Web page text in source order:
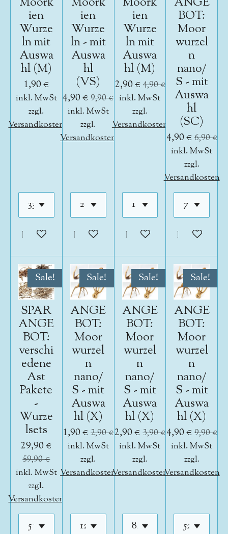
ien
Wurze
ln mit
Auswa
hl (M)
1,90 €
inkl. MwSt
zzgl.
Versandkosten
In den Warenkorb
ien
Wurze
ln - mit
Auswa
hl
(VS)
4,90 € 9,90 €
inkl. MwSt
zzgl.
Versandkosten
In den Warenkorb
ien
Wurze
ln mit
Auswa
hl (M)
2,90 € 4,90 €
inkl. MwSt
zzgl.
Versandkosten
In den Warenkorb
BOT:
Moor
wurzel
n
nano/
S - mit
Auswa
hl
(SC)
4,90 €6,90 €
inkl. MwSt
zzgl.
Versandkosten
In den
Sale!
SPAR
ANGE
BOT:
verschi
edene
Ast
Pakete
-
Wurze
lsets
29,90 €
59,90 €
inkl. MwSt
zzgl.
Versandkosten
Sale!
ANGE
BOT:
Moor
wurzel
n
nano/
S - mit
Auswa
hl (X)
1,90 € 2,90 €
inkl. MwSt
zzgl.
Versandkosten
Sale!
ANGE
BOT:
Moor
wurzel
n
nano/
S - mit
Auswa
hl (X)
2,90 € 3,90 €
inkl. MwSt
zzgl.
Versandkosten
Sale!
ANGE
BOT:
Moor
wurzel
n
nano/
S - mit
Auswa
hl (X)
4,90 €9,90 €
inkl. MwSt
zzgl.
Versandkosten